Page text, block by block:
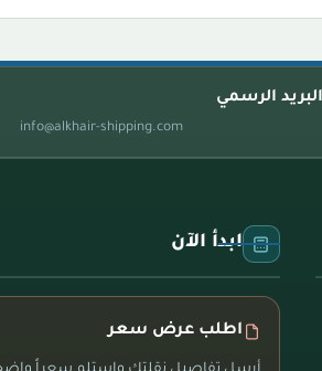
البريد الرسمي
info@alkhair-shipping.com
ابدأ الآن
اطلب عرض سعر